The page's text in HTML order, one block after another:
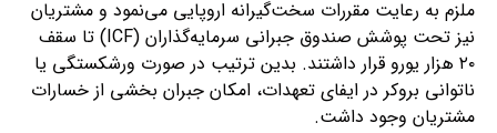
ملزم به رعایت مقررات سخت‌گیرانه اروپایی می‌نمود و مشتریان
نیز تحت پوشش صندوق جبرانی سرمایه‌گذاران (ICF) تا سقف
۲۰ هزار یورو قرار داشتند. بدین ترتیب در صورت ورشکستگی یا
ناتوانی بروکر در ایفای تعهدات، امکان جبران بخشی از خسارات
مشتریان وجود داشت.